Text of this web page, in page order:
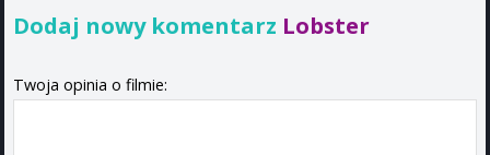
Dodaj nowy komentarz Lobster
Twoja opinia o filmie: